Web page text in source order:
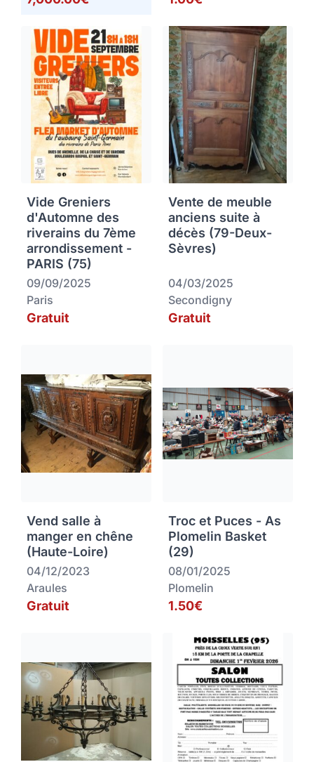
Vide Greniers
d'Automne des
riverains du 7ème
arrondissement -
PARIS (75)
09/09/2025
Paris
Gratuit
Vente de meuble
anciens suite à
décès (79-Deux-
Sèvres)
04/03/2025
Secondigny
Gratuit
Vend salle à
manger en chêne
(Haute-Loire)
04/12/2023
Araules
Gratuit
Troc et Puces - As
Plomelin Basket
(29)
08/01/2025
Plomelin
1.50€